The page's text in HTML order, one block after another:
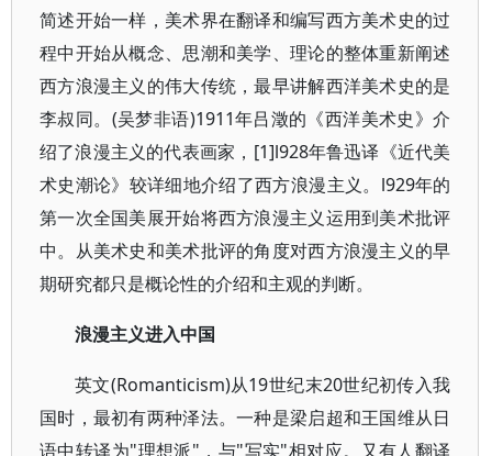
简述开始一样，美术界在翻译和编写西方美术史的过
程中开始从概念、思潮和美学、理论的整体重新阐述
西方浪漫主义的伟大传统，最早讲解西洋美术史的是
李叔同。(吴梦非语)1911年吕澂的《西洋美术史》介
绍了浪漫主义的代表画家，[1]l928年鲁迅译《近代美
术史潮论》较详细地介绍了西方浪漫主义。l929年的
第一次全国美展开始将西方浪漫主义运用到美术批评
中。从美术史和美术批评的角度对西方浪漫主义的早
期研究都只是概论性的介绍和主观的判断。
浪漫主义进入中国
英文(Romanticism)从19世纪末20世纪初传入我
国时，最初有两种泽法。一种是梁启超和王国维从日
语中转译为"理想派"，与"写实"相对应。又有人翻译